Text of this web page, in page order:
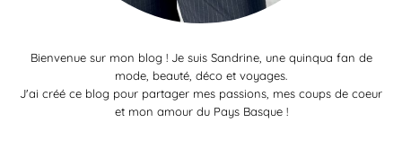
Bienvenue sur mon blog ! Je suis Sandrine, une quinqua fan de
mode, beauté, déco et voyages.
J'ai créé ce blog pour partager mes passions, mes coups de coeur
et mon amour du Pays Basque !